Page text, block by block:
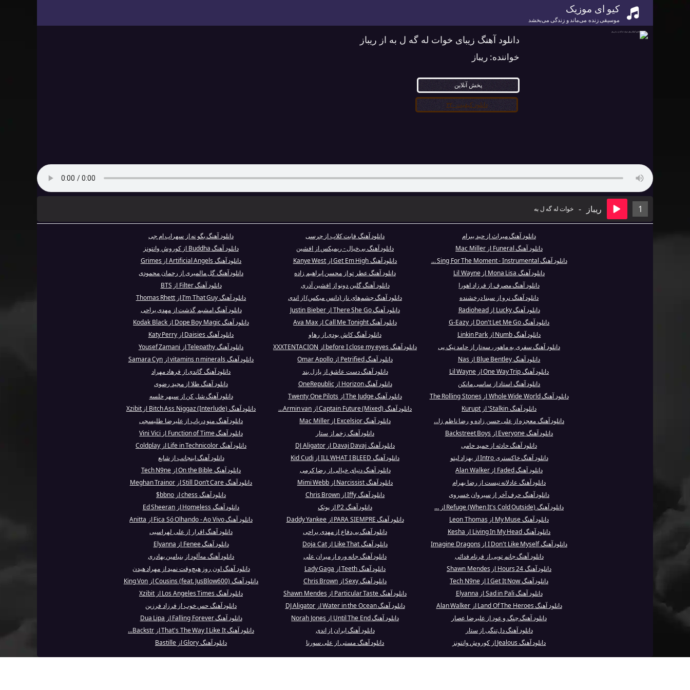
کیو ای موزیک
موسیقی زنده می‌ماند و زندگی می‌بخشد
دانلود آهنگ زیبای خوات له گه ل به از ریباز
خواننده: ریباز
پخش آنلاین
دانلود کیفیت ۳۲۰
1 ریباز - خوات له گه ل به
دانلود آهنگ میراث از حید بیرام دانلود آهنگ فایت کلاب از چرسی
دانلود آهنگ بگو نه از سهراب ام جی
دانلود آهنگ Funeral از Mac Miller
دانلود آهنگ بی‌خیال - ریمیکس از افشین
دانلود آهنگ Buddha از کوروش وانتونز
دانلود آهنگ Sing For The Moment - Instrumental ...
دانلود آهنگ Get Em High از Kanye West
دانلود آهنگ Artificial Angels از Grimes
دانلود آهنگ Mona Lisa از Lil Wayne
دانلود آهنگ عطر تو از محسن ابراهیم زاده
دانلود آهنگ گل مالمیری از رحمان محمودی
دانلود آهنگ مصرف از فرزاد اهورا
دانلود آهنگ گلین دونو از افشین آذری
دانلود آهنگ Filter از BTS
دانلود آهنگ نرو از سینا درخشنده
دانلود آهنگ چشم‌های ناز (دانس میکس) از اندی
دانلود آهنگ I’m That Guy از Thomas Rhett
دانلود آهنگ Lucky از Radiohead
دانلود آهنگ There She Go از Justin Bieber
دانلود آهنگ امشبم گذشت از مهدی یراحی
دانلود آهنگ Don't Let Me Go از G-Eazy
دانلود آهنگ Call Me Tonight از Ava Max
دانلود آهنگ Dope Boy Magic از Kodak Black
دانلود آهنگ Numb از Linkin Park
دانلود آهنگ کاش بودی از رهاو
دانلود آهنگ Daisies از Katy Perry
دانلود آهنگ سفری به ماهور، سه‌تار از حامد نیک پی
دانلود آهنگ before I close my eyes از XXXTENTACION
دانلود آهنگ Telepathy از Yousef Zamani
دانلود آهنگ Blue Bentley از Nas
دانلود آهنگ Petrified از Omar Apollo
دانلود آهنگ vitamins n minerals از Samara Cyn
دانلود آهنگ One Way Trip از Lil Wayne
دانلود آهنگ دست عاشق از پازل بند
دانلود آهنگ گاندی از فرهاد مهراد
دانلود آهنگ استاد از ساسی مانکن
دانلود آهنگ Horizon از OneRepublic
دانلود آهنگ طلا از مجید رضوی
دانلود آهنگ Whole Wide World از The Rolling Stones
دانلود آهنگ The Judge از Twenty One Pilots
دانلود آهنگ شل کن از سپهر خلسه
دانلود آهنگ Stalkin' از Kurupt
دانلود آهنگ Captain Future (Mixed) از Armin van...
دانلود آهنگ Bitch Ass Niggaz (Interlude) از Xzibit
دانلود آهنگ معجزه از علی حسن زاده و رضا ناظم زا...
دانلود آهنگ Excelsior از Mac Miller
دانلود آهنگ منو دریاب از علیرضا طلیسچی
دانلود آهنگ Everyone از Backstreet Boys
دانلود آهنگ زخم از ستار
دانلود آهنگ Function of Time از Vini Vici
دانلود آهنگ حادثه از حمید حامی
دانلود آهنگ Davaj Davaj از DJ Aligator
دانلود آهنگ Life in Technicolor از Coldplay
دانلود آهنگ خاکستری Intro از بهزاد لیتو
دانلود آهنگ ILL WHAT I BLEED از Kid Cudi
دانلود آهنگ اینجانب از شایع
دانلود آهنگ Faded از Alan Walker
دانلود آهنگ دنیای خیالی از رضا کرمی
دانلود آهنگ On the Bible از Tech N9ne
دانلود آهنگ عادلانه نیست از رضا بهرام
دانلود آهنگ Narcissist از Mimi Webb
دانلود آهنگ Still Don’t Care از Meghan Trainor
دانلود آهنگ حرف آخر از سیروان خسروی
دانلود آهنگ Iffy از Chris Brown
دانلود آهنگ chess از bbno$
دانلود آهنگ Refuge (When It's Cold Outside) از ...
دانلود آهنگ P2 از پوتک
دانلود آهنگ Homeless از Ed Sheeran
دانلود آهنگ My Muse از Leon Thomas
دانلود آهنگ PARA SIEMPRE از Daddy Yankee
دانلود آهنگ Fica Só Olhando - Ao Vivo از Anitta
دانلود آهنگ Living In My Head از Kesha
دانلود آهنگ بی‌دفاع از مهدی یراحی
دانلود آهنگ اقرار از علی لهراسبی
دانلود آهنگ I Don't Like Myself از Imagine Dragons
دانلود آهنگ Like That از Doja Cat
دانلود آهنگ Fenee از Elyanna
دانلود آهنگ جانم تویی از فرنام فدائی
دانلود آهنگ جانه وره از میران علی
دانلود آهنگ مه‌آلود از بنیامین بهادری
دانلود آهنگ 24 Hours از Shawn Mendes
دانلود آهنگ Teeth از Lady Gaga
دانلود آهنگ اون روز هیچ‌وقت نمید از مهراد هیدن
دانلود آهنگ I Get It Now از Tech N9ne
دانلود آهنگ Sexy از Chris Brown
دانلود آهنگ Cousins (feat. JusBlow600) از King Von
دانلود آهنگ Sad in Pali از Elyanna
دانلود آهنگ Particular Taste از Shawn Mendes
دانلود آهنگ Los Angeles Times از Xzibit
دانلود آهنگ Land Of The Heroes از Alan Walker
دانلود آهنگ Water in the Ocean از DJ Aligator
دانلود آهنگ حس خوب از فرزاد فرزین
دانلود آهنگ چنگ و عود از علیرضا عصار
دانلود آهنگ Until The End از Norah Jones
دانلود آهنگ Falling Forever از Dua Lipa
دانلود آهنگ دل‌تنگی از ستار
دانلود آهنگ ایران از اندی
دانلود آهنگ That's The Way I Like It از Backstr...
دانلود آهنگ Jealous از کوروش وانتونز
دانلود آهنگ مستی از علی سورنا دانلود آهنگ Glory از Bastille